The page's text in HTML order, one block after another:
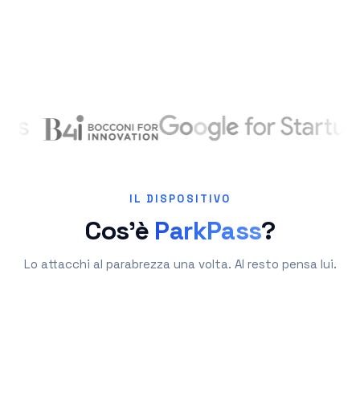
IL DISPOSITIVO
Cos’è ParkPass?
Lo attacchi al parabrezza una volta. Al resto pensa lui.